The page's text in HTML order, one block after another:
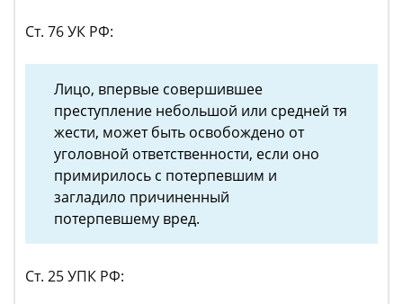
Ст. 76 УК РФ:
Лицо, впервые совершившее
преступление небольшой или средней тя
жести, может быть освобождено от
уголовной ответственности, если оно
примирилось с потерпевшим и
загладило причиненный
потерпевшему вред.
Ст. 25 УПК РФ: